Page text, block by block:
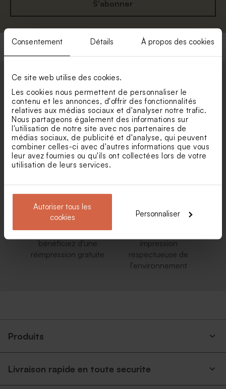
Consentement Détails À propos des cookies
Ce site web utilise des cookies.
Les cookies nous permettent de personnaliser le
contenu et les annonces, d'offrir des fonctionnalités
relatives aux médias sociaux et d'analyser notre trafic.
Nous partageons également des informations sur
l'utilisation de notre site avec nos partenaires de
médias sociaux, de publicité et d'analyse, qui peuvent
combiner celles-ci avec d'autres informations que vous
leur avez fournies ou qu'ils ont collectées lors de votre
utilisation de leurs services.
Autoriser tous les
cookies
Personnaliser
S'abonner
Une expédition
rapide pour
découvrir sans
attendre
2 échantillons offerts
pour vous aider à
prendre une
décision
Soyez pleinement
Satisfait ou
bénéficiez d'une
réimpression gratuite
impression
respectueuse de
l'environnement
Produits
Livraison rapide en toute securite